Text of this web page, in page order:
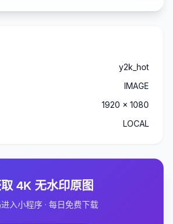
y2k_hot
IMAGE
1920 x 1080
LOCAL
4K 无水印原图
入小程序 · 每日免费下载